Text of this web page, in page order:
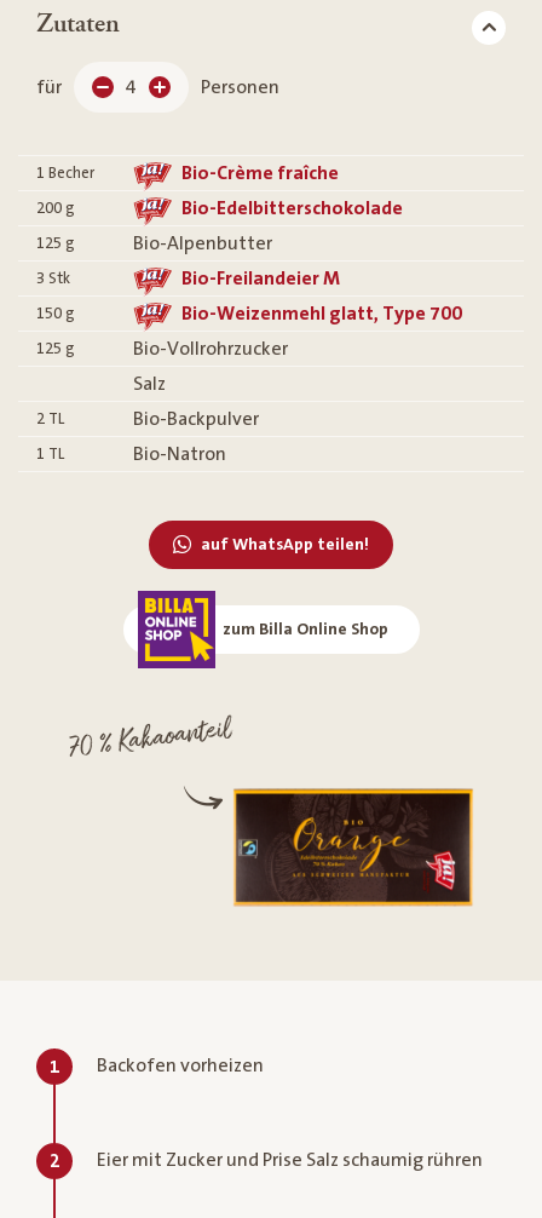
Zutaten
für 4 Personen
1 Becher Bio-Crème fraîche
200 g Bio-Edelbitterschokolade
125 g Bio-Alpenbutter
3 Stk Bio-Freilandeier M
150 g Bio-Weizenmehl glatt, Type 700
125 g
Bio-Vollrohrzucker
Salz
2 TL Bio-Backpulver
1 TL Bio-Natron
auf WhatsApp teilen!
zum Billa Online Shop
70 % Kakaoanteil
1 Backofen vorheizen
2 Eier mit Zucker und Prise Salz schaumig rühren